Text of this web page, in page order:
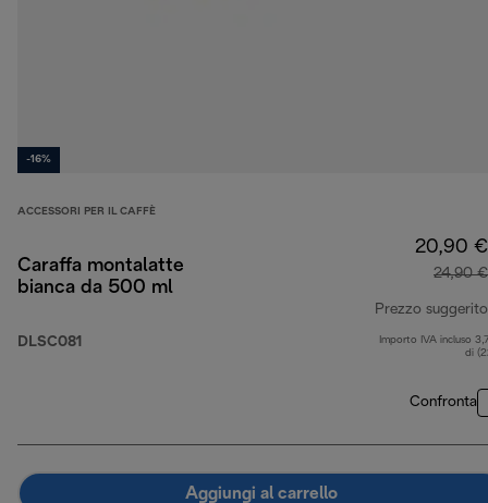
-16%
ACCESSORI PER IL CAFFÈ
Caraffa montalatte
bianca da 500 ml
DLSC081
20,90 €
24,90 €
Prezzo suggerito
Importo IVA incluso
di
Confronta
Aggiungi al carrello